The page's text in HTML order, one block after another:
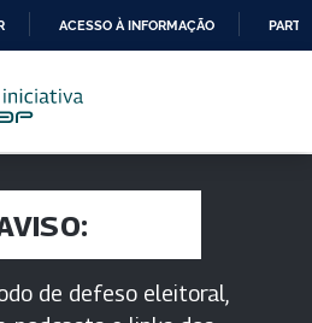
PARA
CONTEÚDO
ACESSO À INFORMAÇÃO
de defeso eleitoral,